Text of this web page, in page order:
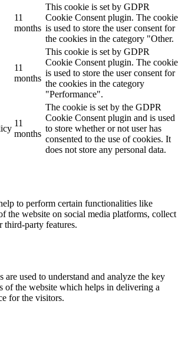
11
months
This cookie is set by GDPR
Cookie Consent plugin. The cookie
is used to store the user consent for
the cookies in the category "Other.
11
months
This cookie is set by GDPR
Cookie Consent plugin. The cookie
is used to store the user consent for
the cookies in the category
"Performance".
11
months
The cookie is set by the GDPR
Cookie Consent plugin and is used
to store whether or not user has
consented to the use of cookies. It
does not store any personal data.
to perform certain functionalities like
the website on social media platforms, collect
third-party features.
are used to understand and analyze the key
of the website which helps in delivering a
for the visitors.